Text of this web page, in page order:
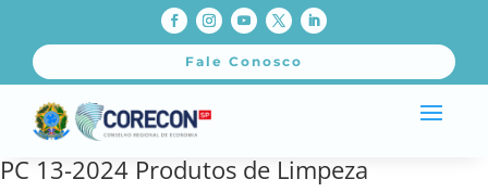
Fale Conosco
PC 13-2024 Produtos de Limpeza